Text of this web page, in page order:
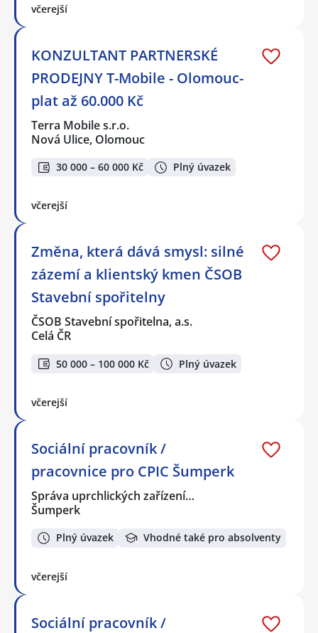
včerejší
KONZULTANT PARTNERSKÉ
PRODEJNY T-Mobile - Olomouc-
plat až 60.000 Kč
Terra Mobile s.r.o.
Nová Ulice, Olomouc
30 000 – 60 000 Kč Plný úvazek
včerejší
Změna, která dává smysl: silné
zázemí a klientský kmen ČSOB
Stavební spořitelny
ČSOB Stavební spořitelna, a.s.
Celá ČR
50 000 – 100 000 Kč Plný úvazek
včerejší
Sociální pracovník /
pracovnice pro CPIC Šumperk
Správa uprchlických zařízení…
Šumperk
Plný úvazek Vhodné také pro absolventy
včerejší
Sociální pracovník /